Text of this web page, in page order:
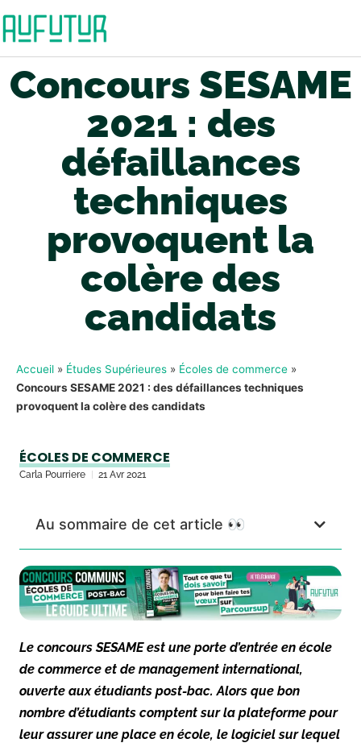
Concours SESAME
2021 : des
défaillances
techniques
provoquent la
colère des
candidats
Accueil » Études Supérieures » Écoles de commerce »
Concours SESAME 2021 : des défaillances techniques
provoquent la colère des candidats
ÉCOLES DE COMMERCE
Carla Pourriere 21 Avr 2021
Au sommaire de cet article 👀
Le concours SESAME est une porte d’entrée en école
de commerce et de management international,
ouverte aux étudiants post-bac. Alors que bon
nombre d’étudiants comptent sur la plateforme pour
leur assurer une place en école, le logiciel sur lequel